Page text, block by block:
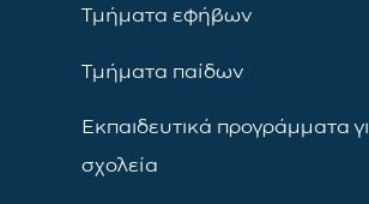
Τμήματα εφήβων
Τμήματα παίδων
Εκπαιδευτικά προγράμματα
σχολεία